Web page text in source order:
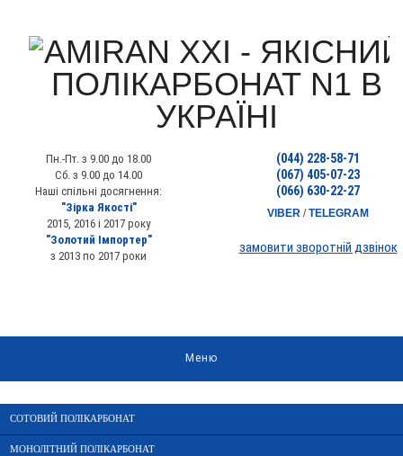
Пн.-Пт. з 9.00 до 18.00
Сб. з 9.00 до 14.00
Наші спільні досягнення:
"Зірка Якості"
2015, 2016 і 2017 року
"Золотий Імпортер"
з 2013 по 2017 роки
(044) 228-58-71
(067) 405-07-23
(066) 630-22-27
VIBER /TELEGRAM
замовити зворотній дзвінок
Меню
СОТОВИЙ ПОЛІКАРБОНАТ
МОНОЛІТНИЙ ПОЛІКАРБОНАТ